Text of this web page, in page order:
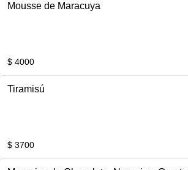
Mousse de Maracuya
$ 4000
Tiramisú
$ 3700